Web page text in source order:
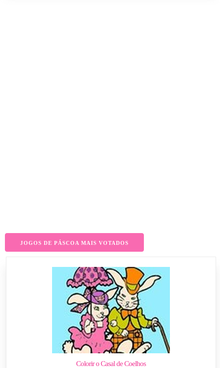
JOGOS DE PÁSCOA MAIS VOTADOS
Colorir o Casal de Coelhos